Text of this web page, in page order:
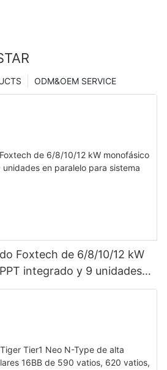
ODM&OEM SERVICE
Foxtech de 6/8/10/12 kW
integrado y 9 unidades
fotovoltaico.